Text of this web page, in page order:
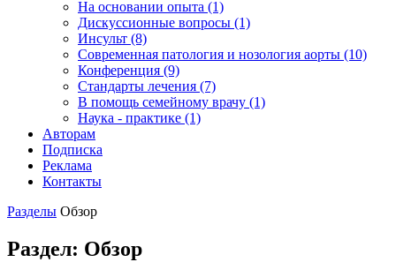
На основании опыта (1)
Дискуссионные вопросы (1)
Инсульт (8)
Современная патология и нозология аорты (10)
Конференция (9)
Стандарты лечения (7)
В помощь семейному врачу (1)
Наука - практике (1)
Авторам
Подписка
Реклама
Контакты
Разделы Обзор
Раздел: Обзор